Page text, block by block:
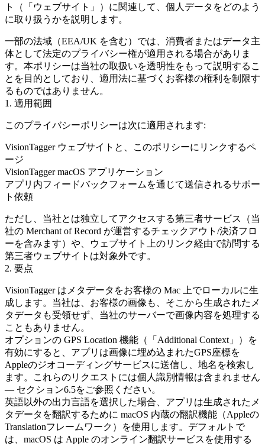
ト（「ウェブサイト」）に関連して、個人データをどのよう
に取り扱うかを説明します。
一部の法域（EEA/UK を含む）では、消費者またはデータ主
体として法定のプライバシー権が適用される場合がありま
す。本ポリシーは当社の取扱いを透明性をもって説明するこ
とを目的としており、適用法に基づくお客様の権利を制限す
るものではありません。
1. 適用範囲
このプライバシーポリシーは次に適用されます:
VisionTagger ウェブサイトと、このポリシーにリンクするペ
ージ
VisionTagger macOS アプリケーション
アプリ内フィードバックフォームを通じて送信されるサポー
ト依頼
ただし、当社とは独立してアクセスする第三者サービス（当
社の Merchant of Record が運営するチェックアウト/決済フロ
ーを含みます）や、ウェブサイト上のリンク経由で訪問する
第三者ウェブサイトは対象外です。
2. 要点
VisionTagger はメタデータをお客様の Mac 上でローカルに生
成します。 当社は、お客様の画像も、そこから生成されたメ
タデータも受領せず 、当社のサーバーで画像内容を処理する
こともありません。
オプションの GPS Location 機能（「Additional Context」）を
有効にすると、アプリは画像に埋め込まれたGPS座標を
Appleのジオコーディングサービスに送信し、地名を検索し
ます。これらのリクエストには個人識別情報は含まれません
— セクション6.5をご参照ください。
英語以外の出力言語を選択した場合、アプリは生成されたメ
タデータを翻訳するために macOS 内蔵の翻訳機能 （Appleの
Translationフレームワーク）を使用します。デフォルトで
は、macOS は Apple のオンライン翻訳サービスを使用する